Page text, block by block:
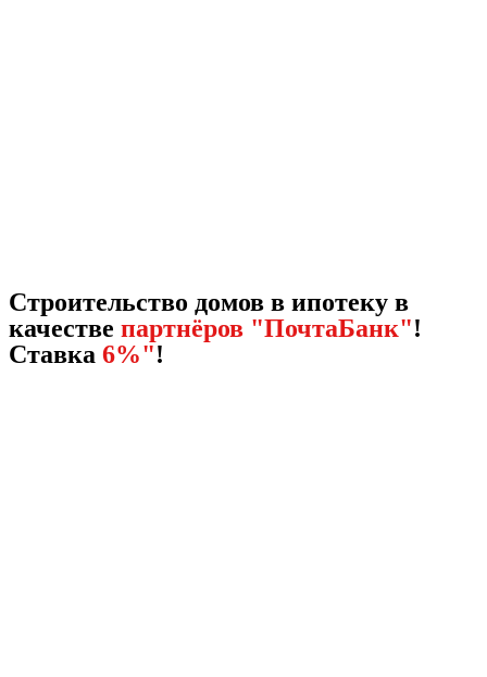
Строительство домов в ипотеку в
качестве партнёров "ПочтаБанк"!
Ставка 6%"!